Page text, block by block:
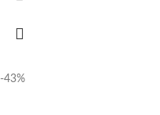
-43%